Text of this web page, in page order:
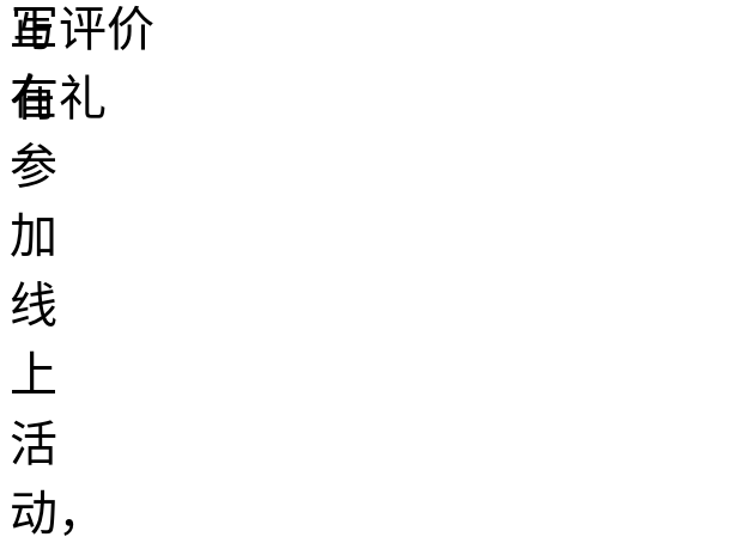
正
在
参
加
线
上
活
动，
写评价
有礼